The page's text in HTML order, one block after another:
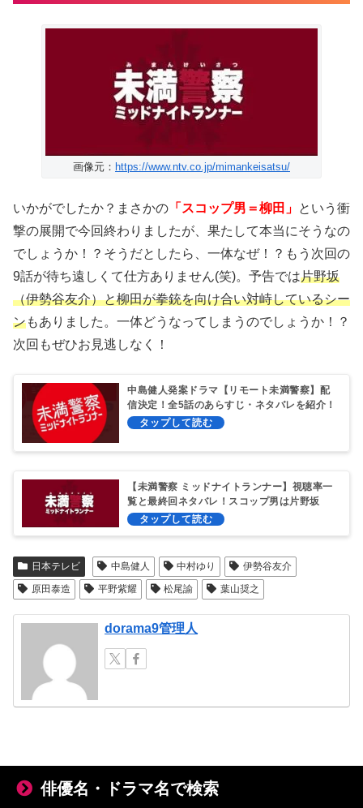
画像元： https://www.ntv.co.jp/mimankeisatsu/
いかがでしたか？まさかの 「スコップ男＝柳田」 という衝
撃の展開で今回終わりましたが、果たして本当にそうなの
でしょうか！？そうだとしたら、一体なぜ！？もう次回の
9話が待ち遠しくて仕方ありません(笑)。予告では片野坂
（伊勢谷友介）と柳田が拳銃を向け合い対峙しているシー
ンもありました。一体どうなってしまうのでしょうか！？
次回もぜひお見逃しなく！
中島健人発案ドラマ【リモート未満警察】配
信決定！全5話のあらすじ・ネタバレを紹介！
カイくん&ジロちゃんの絆！
【未満警察 ミッドナイトランナー】視聴率一
覧と最終回ネタバレ！スコップ男は片野坂
（伊勢谷）！？驚くべき事件の真実とは！？
日本テレビ 中島健人 中村ゆり
伊勢谷友介
原田泰造
平野紫耀 松尾諭 葉山奨之
dorama9管理人
俳優名・ドラマ名で検索